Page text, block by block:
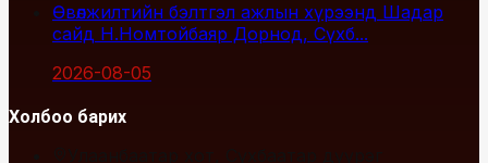
Өвөлжилтийн бэлтгэл ажлын хүрээнд Шадар
сайд Н.Номтойбаяр Дорнод, Сүхб...
2026-08-05
Холбоо барих